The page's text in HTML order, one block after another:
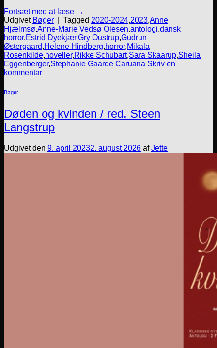
Fortsæt med at læse →
Udgivet Bøger Tagged 2020-2024,2023,Anne
Hjælmsø,Anne-Marie Vedsø Olesen,antologi,dansk
horror,Estrid Dyekjær,Gry Oustrup,Gudrun
Østergaard,Helene Hindberg,horror,Mikala
Rosenkilde,noveller,Rikke Schubart,Sara Skaarup,Sheila
Eggenberger,Stephanie Gaarde Caruana Skriv en
kommentar
Bøger
Døden og kvinden / red. Steen
Langstrup
Udgivet den 9. april 20232. august 2026 afJette